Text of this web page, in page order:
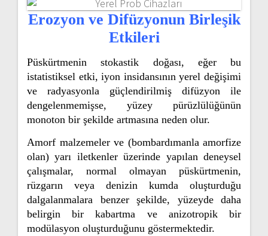
Erozyon ve Difüzyonun Birleşik
Etkileri
Püskürtmenin stokastik doğası, eğer bu
istatistiksel etki, iyon insidansının yerel değişimi
ve radyasyonla güçlendirilmiş difüzyon ile
dengelenmemişse, yüzey pürüzlülüğünün
monoton bir şekilde artmasına neden olur.
Amorf malzemeler ve (bombardımanla amorfize
olan) yarı iletkenler üzerinde yapılan deneysel
çalışmalar, normal olmayan püskürtmenin,
rüzgarın veya denizin kumda oluşturduğu
dalgalanmalara benzer şekilde, yüzeyde daha
belirgin bir kabartma ve anizotropik bir
modülasyon oluşturduğunu göstermektedir.